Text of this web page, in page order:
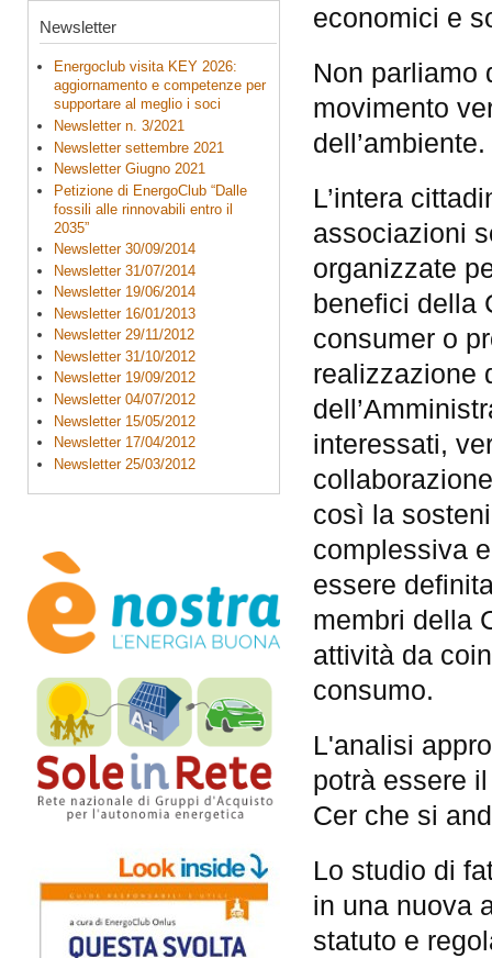
Newsletter
Energoclub visita KEY 2026:
aggiornamento e competenze per
supportare al meglio i soci
Newsletter n. 3/2021
Newsletter settembre 2021
Newsletter Giugno 2021
Petizione di EnergoClub “Dalle
fossili alle rinnovabili entro il
2035”
Newsletter 30/09/2014
Newsletter 31/07/2014
Newsletter 19/06/2014
Newsletter 16/01/2013
Newsletter 29/11/2012
Newsletter 31/10/2012
Newsletter 19/09/2012
Newsletter 04/07/2012
Newsletter 15/05/2012
Newsletter 17/04/2012
Newsletter 25/03/2012
economici e
Non parliamo
movimento
dell’ambiente.
L’intera
associazioni
organizzate
benefici della
consumer o
realizzazione
interessati,
così la
complessiva
essere
membri della
attività da
consumo.
L'analisi
potrà essere
Cer che si
Lo studio di
in una nuova
statuto e